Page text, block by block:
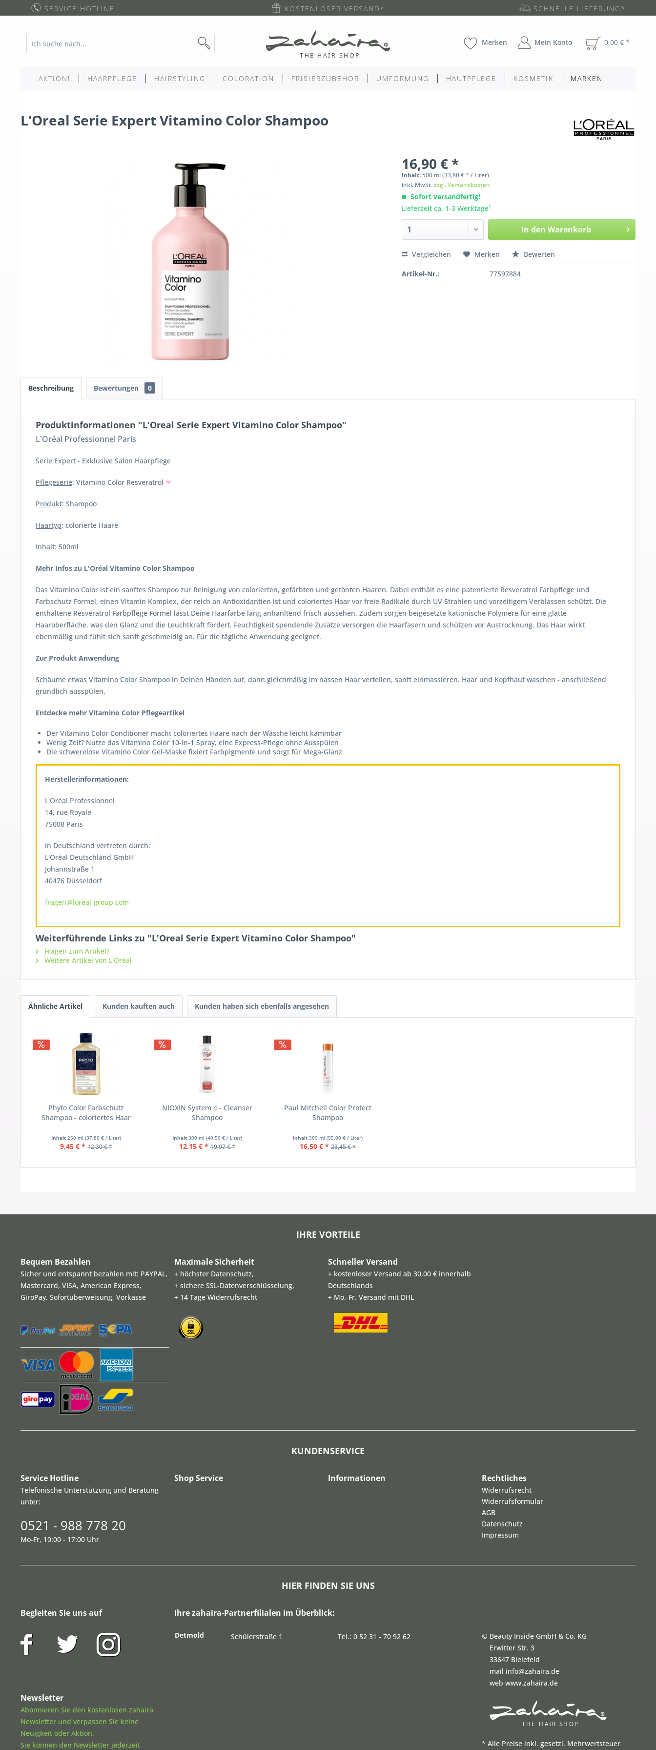
SERVICE HOTLINE KOSTENLOSER VERSAND* SCHNELLE LIEFERUNG*
Merken Mein Konto 0,00 € *
AKTION! HAARPFLEGE HAIRSTYLING COLORATION FRISIERZUBEHÖR UMFORMUNG HAUTPFLEGE KOSMETIK MARKEN
L'Oreal Serie Expert Vitamino Color Shampoo
16,90 € *
Inhalt:500 ml(33,80 € * / Liter)
inkl. MwSt.zzgl. Versandkosten
Sofort versandfertig!
Lieferzeit ca. 1-3 Werktage†
In den Warenkorb
Vergleichen Merken Bewerten
Artikel-Nr.: 77597884
Beschreibung Bewertungen 0
Produktinformationen "L'Oreal Serie Expert Vitamino Color Shampoo"
L'Oréal Professionnel Paris
Serie Expert - Exklusive Salon Haarpflege
Pflegeserie: Vitamino Color Resveratrol ❤
Produkt: Shampoo
Haartyp: colorierte Haare
Inhalt: 500ml
Mehr Infos zu L'Oréal Vitamino Color Shampoo
Das Vitamino Color ist ein sanftes Shampoo zur Reinigung von colorierten, gefärbten und getönten Haaren. Dabei enthält es eine patentierte Resveratrol Farbpflege und
Farbschutz Formel, einen Vitamin Komplex, der reich an Antioxidantien ist und coloriertes Haar vor freie Radikale durch UV Strahlen und vorzeitigem Verblassen schützt. Die
enthaltene Resveratrol Farbpflege Formel lässt Deine Haarfarbe lang anhanltend frisch aussehen. Zudem sorgen beigesetzte kationische Polymere für eine glatte
Haaroberfläche, was den Glanz und die Leuchtkraft fördert. Feuchtigkeit spendende Zusätze versorgen die Haarfasern und schützen vor Austrocknung. Das Haar wirkt
ebenmäßig und fühlt sich sanft geschmeidig an. Für die tägliche Anwendung geeignet.
Zur Produkt Anwendung
Schäume etwas Vitamino Color Shampoo in Deinen Händen auf, dann gleichmäßig im nassen Haar verteilen, sanft einmassieren. Haar und Kopfhaut waschen - anschließend
gründlich ausspülen.
Entdecke mehr Vitamino Color Pflegeartikel
Der Vitamino Color Conditioner macht coloriertes Haare nach der Wäsche leicht kämmbar
Wenig Zeit? Nutze das Vitamino Color 10-in-1 Spray, eine Express-Pflege ohne Ausspülen
Die schwerelose Vitamino Color Gel-Maske fixiert Farbpigmente und sorgt für Mega-Glanz
Herstellerinformationen:
L'Oréal Professionnel
14, rue Royale
75008 Paris
in Deutschland vertreten durch:
L'Oréal Deutschland GmbH
Johannstraße 1
40476 Düsseldorf
fragen@loreal-group.com
Weiterführende Links zu "L'Oreal Serie Expert Vitamino Color Shampoo"
Fragen zum Artikel?
Weitere Artikel von L'Oréal
Ähnliche Artikel Kunden kauften auch Kunden haben sich ebenfalls angesehen
Phyto Color Farbschutz
Shampoo - coloriertes Haar
Inhalt250 ml(37,80 € / Liter)
9,45 € * 12,30 € *
NIOXIN System 4 - Cleanser
Shampoo
Inhalt 300 ml (40,50 € / Liter)
12,15 € * 19,97 € *
Paul Mitchell Color Protect
Shampoo
Inhalt300 ml(55,00 € / Liter)
16,50 € * 23,45 € *
IHRE VORTEILE
Bequem Bezahlen
Sicher und entspannt bezahlen mit: PAYPAL,
Mastercard, VISA, American Express,
GiroPay, Sofortüberweisung, Vorkasse
Maximale Sicherheit
+ höchster Datenschutz,
+ sichere SSL-Datenverschlüsselung,
+ 14 Tage Widerrufsrecht
Schneller Versand
+ kostenloser Versand ab 30,00 € innerhalb
Deutschlands
+ Mo.-Fr. Versand mit DHL
KUNDENSERVICE
Service Hotline
Telefonische Unterstützung und Beratung
unter:
0521 - 988 778 20
Mo-Fr, 10:00 - 17:00 Uhr
Shop Service Informationen Rechtliches
Widerrufsrecht
Widerrufsformular
AGB
Datenschutz
Impressum
HIER FINDEN SIE UNS
Begleiten Sie uns auf
Newsletter
Abonnieren Sie den kostenlosen zahaira
Newsletter und verpassen Sie keine
Neuigkeit oder Aktion.
Sie können den Newsletter jederzeit
Ihre zahaira-Partnerfilialen im Überblick:
Detmold Schülerstraße 1 Tel.: 0 52 31 - 70 92 62 © Beauty Inside GmbH & Co. KG
Erwitter Str. 3
33647 Bielefeld
mail info@zahaira.de
web www.zahaira.de
* Alle Preise inkl. gesetzl. Mehrwertsteuer